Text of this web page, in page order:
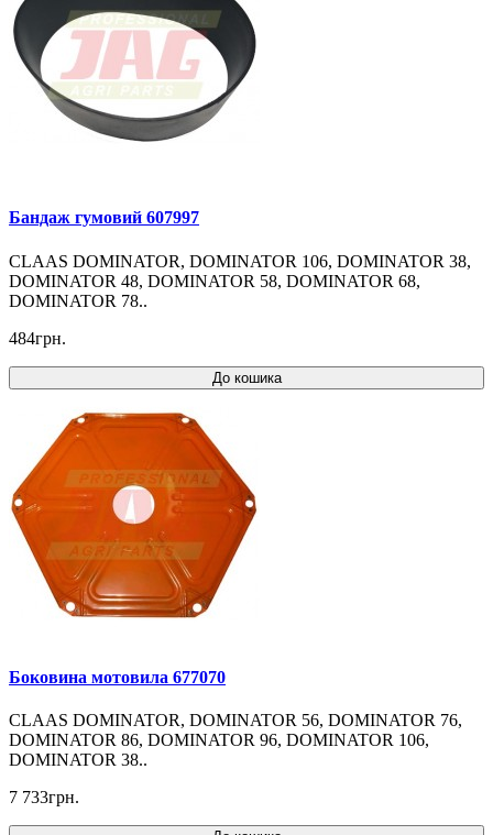
Бандаж гумовий 607997
CLAAS DOMINATOR, DOMINATOR 106, DOMINATOR 38,
DOMINATOR 48, DOMINATOR 58, DOMINATOR 68,
DOMINATOR 78..
484грн.
До кошика
Боковина мотовила 677070
CLAAS DOMINATOR, DOMINATOR 56, DOMINATOR 76,
DOMINATOR 86, DOMINATOR 96, DOMINATOR 106,
DOMINATOR 38..
7 733грн.